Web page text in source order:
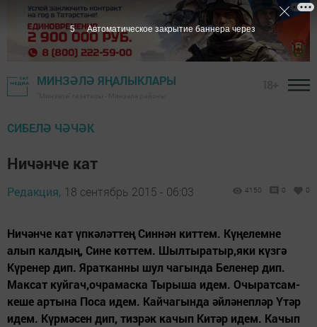
МИНЗӘЛӘ ЯҢАЛЫКЛАРЫ
СИБЕЛӘ ЧӘЧӘК
Ничәнче кат
Редакция, 18 сентябрь 2015 - 06:03 4150 0 0
Ничәнче кат үпкәләттең Синнән киттем. Күңелемне
алып калдың, Сине көттем. Шылтыратыр,яки күзгә
Күренер дип. Яратканны шул чагында Беленер дип.
Максат куйгач,очрамаска Тырыша идем. Очыратсам-
кеше артына Поса идем. Кайчагында әйләнепләр Үтәр
идем. Күрмәсен дип, тизрәк качып Китәр идем. Качып
4 Автоматическое закрытие баннера через